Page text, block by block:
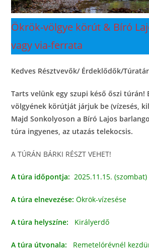
Ökrök-völgye körút & Bíró
vagy via-ferrata
Kedves Résztvevők/ Érdeklődők/
Tarts velünk egy szupi késő őszi túrán!
völgyének körútját járjuk be (vízesés,
Majd Sonkolyoson a Bíró Lajos
túra ingyenes, az utazás telekocsis.
A TÚRÁN BÁRKI RÉSZT VEHET!
A túra időpontja:2025.11.15. (szombat)
A túra elnevezése: Ökrök-vízesése
A túra helyszíne: Királyerdő
A túra útvonala: Remetelórévnél